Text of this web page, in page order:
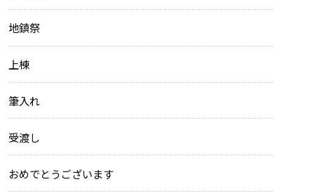
地鎮祭
上棟
筆入れ
受渡し
おめでとうございます